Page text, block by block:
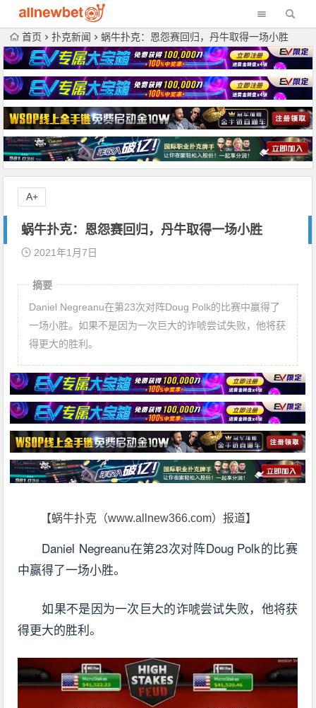
首页 扑克新闻 蜗牛扑克：恩怨赛回归，丹牛取得一场小胜
蜗牛扑克：恩怨赛回归，丹牛取得一场小胜
2021年1月7日
摘要
Daniel Negreanu在第23次对阵Doug Polk的比赛中赢得了
一场小胜。如果不是因为一次巨大的诈唬尝试失败，他将获
得更大的胜利。
【蜗牛扑克（www.allnew366.com）报道】
Daniel Negreanu在第23次对阵Doug Polk的比赛
中赢得了一场小胜。
如果不是因为一次巨大的诈唬尝试失败，他将获
得更大的胜利。
A+